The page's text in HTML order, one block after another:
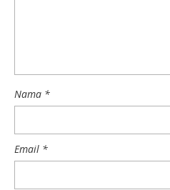
Nama *
Email *